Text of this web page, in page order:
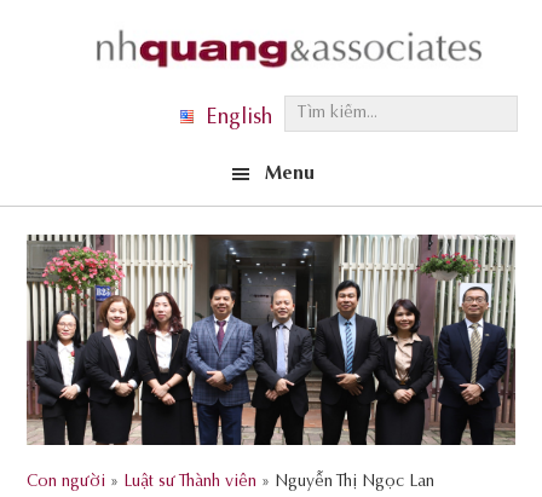
m
ế
m
.
.
English
Menu
Con người » Luật sư Thành viên » Nguyễn Thị Ngọc Lan